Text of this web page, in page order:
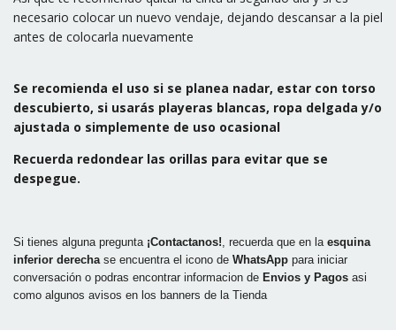
necesario colocar un nuevo vendaje, dejando descansar a la piel
antes de colocarla nuevamente
Se recomienda el uso si se planea nadar, estar con torso
descubierto, si usarás playeras blancas, ropa delgada y/o
ajustada o simplemente de uso ocasional
Recuerda redondear las orillas para evitar que se
despegue.
Si tienes alguna pregunta ¡Contactanos! , recuerda que en la esquina
inferior derecha se encuentra el icono de WhatsApp para iniciar
conversación o podras encontrar informacion de Envios y Pagos asi
como algunos avisos en los banners de la Tienda